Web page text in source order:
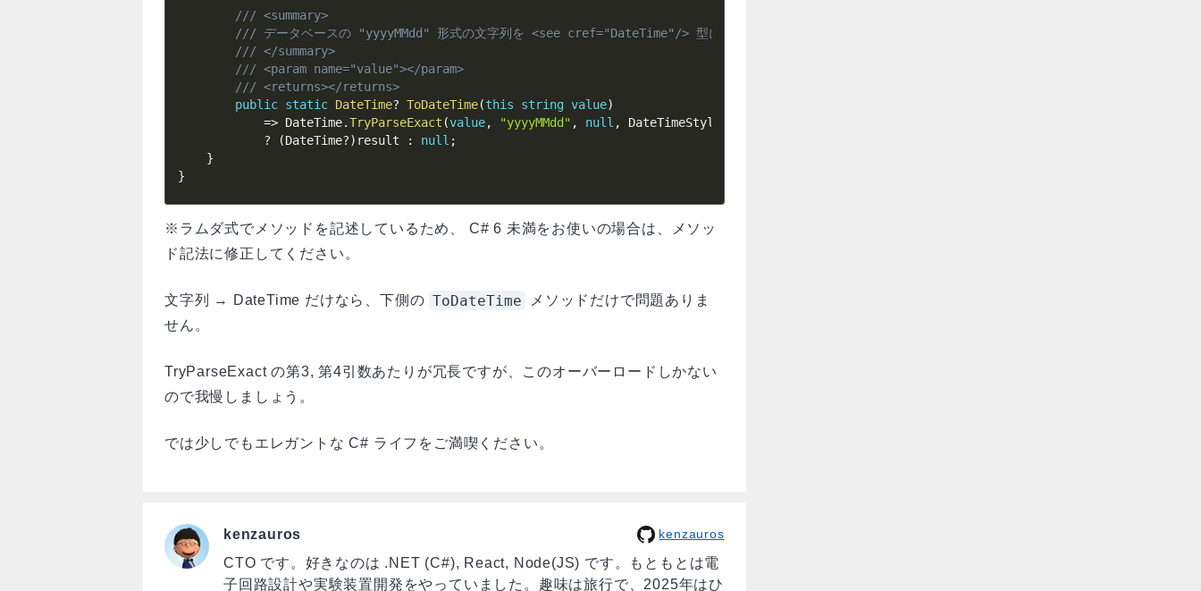
/// <summary>
/// データベースの "yyyyMMdd" 形式の文字列を <see cref="DateTime"/> 型に変換します。
/// </summary>
/// <param name="value"></param>
/// <returns></returns>
public static DateTime? ToDateTime(this string value)
=> DateTime.TryParseExact (value, "yyyyMMdd" , null , DateTimeStyles
?
(DateTime?) result : null ;
}
}
※ラムダ式でメソッドを記述しているため、 C# 6 未満をお使いの場合は、メソッ
ド記法に修正してください。
文字列 → DateTime だけなら、下側の ToDateTime
メソッドだけで問題ありま
せん。
TryParseExact の第3, 第4引数あたりが冗長ですが、このオーバーロードしかない
ので我慢しましょう。
では少しでもエレガントな C# ライフをご満喫ください。
kenzauros kenzauros
CTO です。好きなのは .NET (C#), React, Node(JS) です。もともとは電
子回路設計や実験装置開発をやっていました。趣味は旅行で、2025年はひ